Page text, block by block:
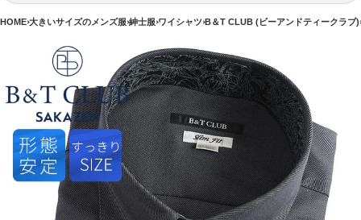
HOME 大きいサイズのメンズ服 紳士服 ワイシャツ B＆T CLUB (ビーアンドティークラブ)